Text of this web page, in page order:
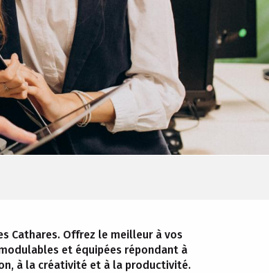
Cathares. Offrez le meilleur à vos
et équipées répondant à
à la créativité et à la productivité.